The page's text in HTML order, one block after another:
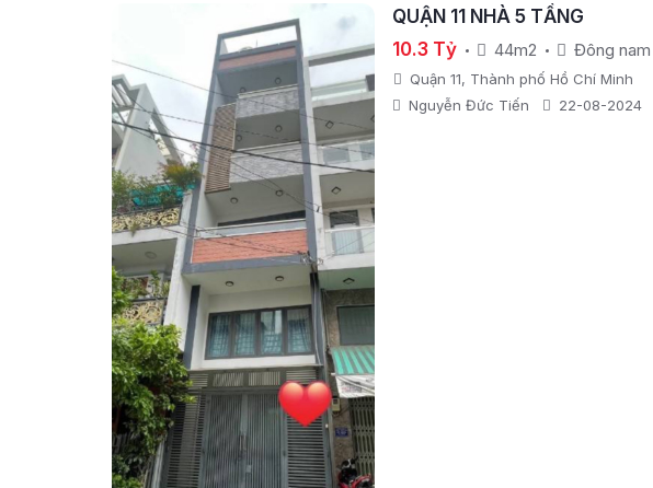
QUẬN 11 NHÀ 5 TẦNG
10.3 Tỷ
44m2 Đông nam
Quận 11, Thành phố Hồ Chí Minh
Nguyễn Đức Tiến
22-08-2024